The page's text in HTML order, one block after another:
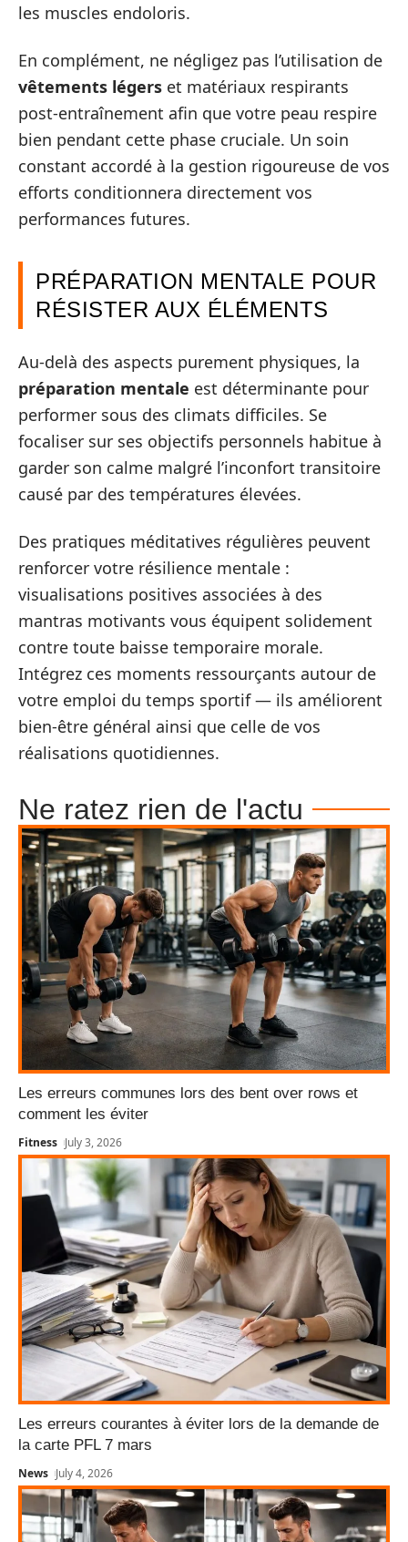
les muscles endoloris.
En complément, ne négligez pas l’utilisation de
vêtements légers et matériaux respirants
post-entraînement afin que votre peau respire
bien pendant cette phase cruciale. Un soin
constant accordé à la gestion rigoureuse de vos
efforts conditionnera directement vos
performances futures.
PRÉPARATION MENTALE POUR
RÉSISTER AUX ÉLÉMENTS
Au-delà des aspects purement physiques, la
préparation mentale est déterminante pour
performer sous des climats difficiles. Se
focaliser sur ses objectifs personnels habitue à
garder son calme malgré l’inconfort transitoire
causé par des températures élevées.
Des pratiques méditatives régulières peuvent
renforcer votre résilience mentale :
visualisations positives associées à des
mantras motivants vous équipent solidement
contre toute baisse temporaire morale.
Intégrez ces moments ressourçants autour de
votre emploi du temps sportif — ils améliorent
bien-être général ainsi que celle de vos
réalisations quotidiennes.
Ne ratez rien de l'actu
Les erreurs communes lors des bent over rows et
comment les éviter
Fitness July 3, 2026
Les erreurs courantes à éviter lors de la demande de
la carte PFL 7 mars
News July 4, 2026